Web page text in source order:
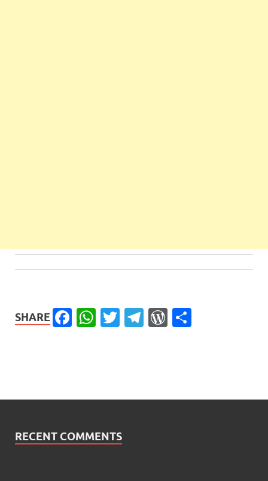
SHARE Facebook
WhatsApp
Twitter
Telegram
WordPress
RECENT COMMENTS